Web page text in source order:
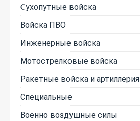
Cухопутные войска
Войска ПВО
Инженерные войска
Мотострелковые войска
Ракетные войска и артиллерия
Специальные
Военно-воздушные силы